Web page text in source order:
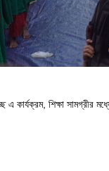
শিক্ষা সামগ্রীর মধ্যে